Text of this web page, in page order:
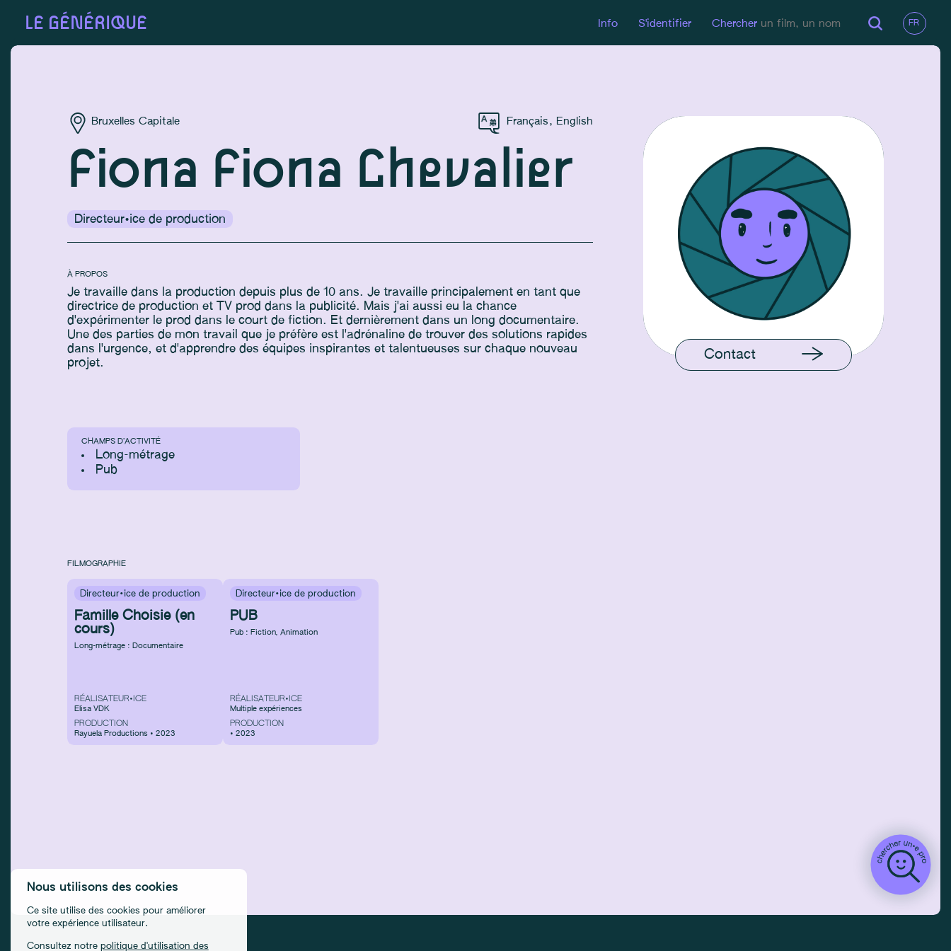
LE GÉNÉRIQUE Info S'identifier Chercher
Bruxelles Capitale Français , English
Fiona Fiona Chevalier
Directeur·ice de production
À PROPOS
Je travaille dans la production depuis plus de 10 ans. Je travaille principalement en tant que
directrice de production et TV prod dans la publicité. Mais j'ai aussi eu la chance
d'expérimenter le prod dans le court de fiction. Et dernièrement dans un long documentaire.
Une des parties de mon travail que je préfère est l'adrénaline de trouver des solutions rapides
dans l'urgence, et d'apprendre des équipes inspirantes et talentueuses sur chaque nouveau
projet.
EMAIL
info@fionachevalier.com
GSM
+32495297912
Contact
CHAMPS D’ACTIVITÉ
Long-métrage
Pub
FILMOGRAPHIE
Directeur·ice de production
Famille Choisie (en
cours)
Long-métrage : Documentaire
RÉALISATEUR•ICE
Elisa VDK
PRODUCTION
Rayuela Productions • 2023
Directeur·ice de production
PUB
Pub : Fiction, Animation
RÉALISATEUR•ICE
Multiple expériences
PRODUCTION
• 2023
Nous utilisons des cookies
Ce site utilise des cookies pour améliorer
votre expérience utilisateur.
Consultez notre politique d'utilisation des